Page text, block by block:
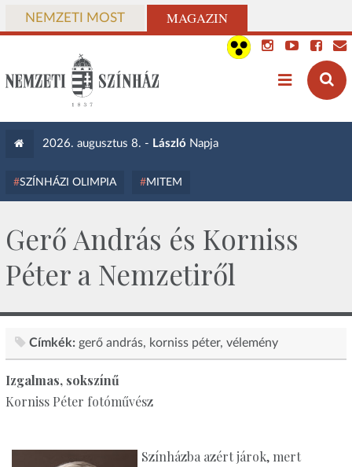
NEMZETI MOST MAGAZIN
2026. augusztus 8. - László Napja
SZÍNHÁZI OLIMPIA MITEM
Gerő András és Korniss
Péter a Nemzetiről
Címkék: gerő andrás korniss péter vélemény
Izgalmas, sokszínű
Korniss Péter fotóművész
Színházba azért járok, mert